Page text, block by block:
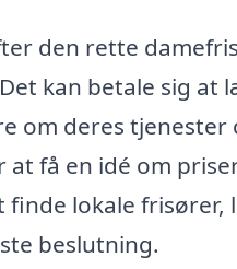
den rette
kan betale sig
om deres
at få en idé om
lokale
beslutning.